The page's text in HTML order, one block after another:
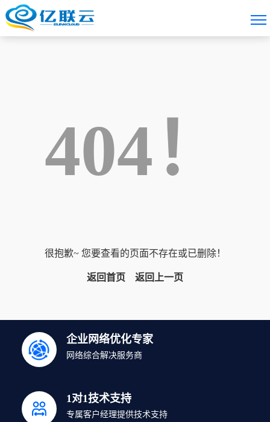
404！
很抱歉~ 您要查看的页面不存在或已删除！
返回首页 返回上一页
企业网络优化专家
网络综合解决服务商
1对1技术支持
专属客户经理提供技术支持